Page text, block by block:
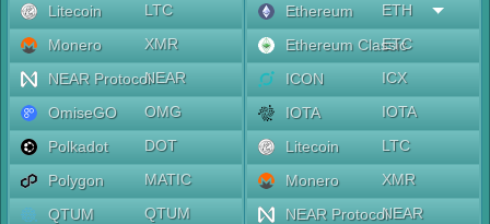
Litecoin
LTC
Monero
XMR
NEAR ProtocolNEAR
OmiseGO
OMG
Polkadot
DOT
Polygon
MATIC
QTUM
QTUM
Ethereum
ETH
Ethereum Classic
ETC
ICON
ICX
IOTA
IOTA
Litecoin
LTC
Monero
XMR
NEAR ProtocolNEAR